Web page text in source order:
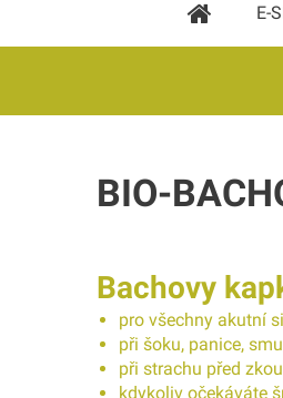
E-
BIO-
Bachovy
pro všechny akutní
při šoku, panice,
při strachu před
kdykoliv očekáváte